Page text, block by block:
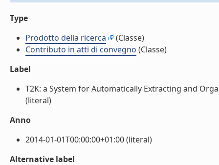
Type
Prodotto della ricerca
(Classe)
Contributo in atti di convegno (Classe)
Label
T2K: a System for Automatically Extracting and
(literal)
Anno
2014-01-01T00:00:00+01:00 (literal)
Alternative label